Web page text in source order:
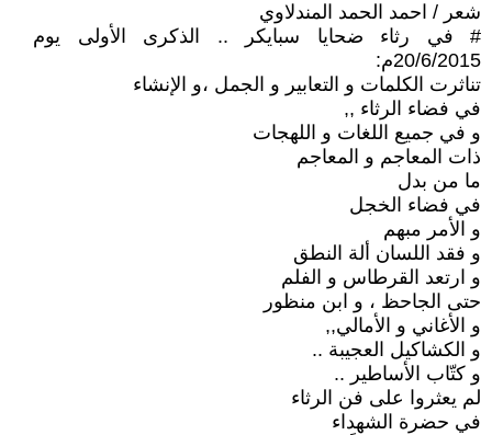
شعر / احمد الحمد المندلاوي
# في رثاء ضحايا سبايكر .. الذكرى الأولى يوم
20/6/2015م:
تناثرت الكلمات و التعابير و الجمل ،و الإنشاء
في فضاء الرثاء ,,
و في جميع اللغات و اللهجات
ذات المعاجم و المعاجم
ما من بدل
في فضاء الخجل
و الأمر مبهم
و فقد اللسان ألة النطق
و ارتعد القرطاس و الفلم
حتى الجاحظ ، و ابن منظور
و الأغاني و الأمالي,,
و الكشاكيل العجيبة ..
و كتّاب الأساطير ..
لم يعثروا على فن الرثاء
في حضرة الشهداء